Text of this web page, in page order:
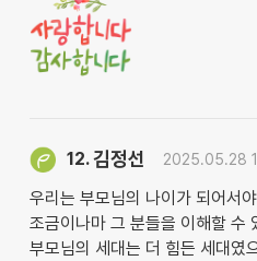
12.김정선 2025.05.28
우리는 부모님의 나이가 되어서야
조금이나마 그 분들을 이해할 수
부모님의 세대는 더 힘든 세대였